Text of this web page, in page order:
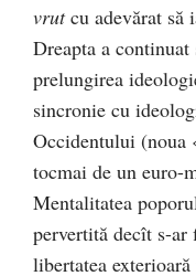
vrutcu adevărat să
Dreapta a
prelungirea
sincronie cu
Occidentului (noua
tocmai de un euro-
Mentalitatea
pervertită decît s-
libertatea